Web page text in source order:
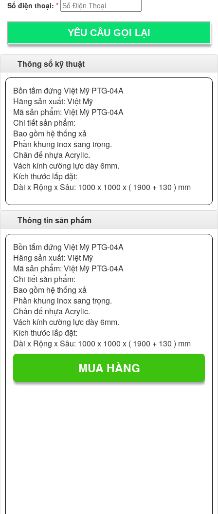
Số điện thoại: *
Thông số kỹ thuật
Bồn tắm đứng Việt Mỹ PTG-04A
Hãng sản xuất: Việt Mỹ
Mã sản phẩm: Việt Mỹ PTG-04A
Chi tiết sản phẩm:
Bao gồm hệ thống xả
Phần khung inox sang trọng.
Chân đế nhựa Acrylic.
Vách kính cường lực dày 6mm.
Kích thước lắp đặt:
Dài x Rộng x Sâu: 1000 x 1000 x ( 1900 + 130 ) mm
Thông tin sản phẩm
Bồn tắm đứng Việt Mỹ PTG-04A
Hãng sản xuất: Việt Mỹ
Mã sản phẩm: Việt Mỹ PTG-04A
Chi tiết sản phẩm:
Bao gồm hệ thống xả
Phần khung inox sang trọng.
Chân đế nhựa Acrylic.
Vách kính cường lực dày 6mm.
Kích thước lắp đặt:
Dài x Rộng x Sâu: 1000 x 1000 x ( 1900 + 130 ) mm